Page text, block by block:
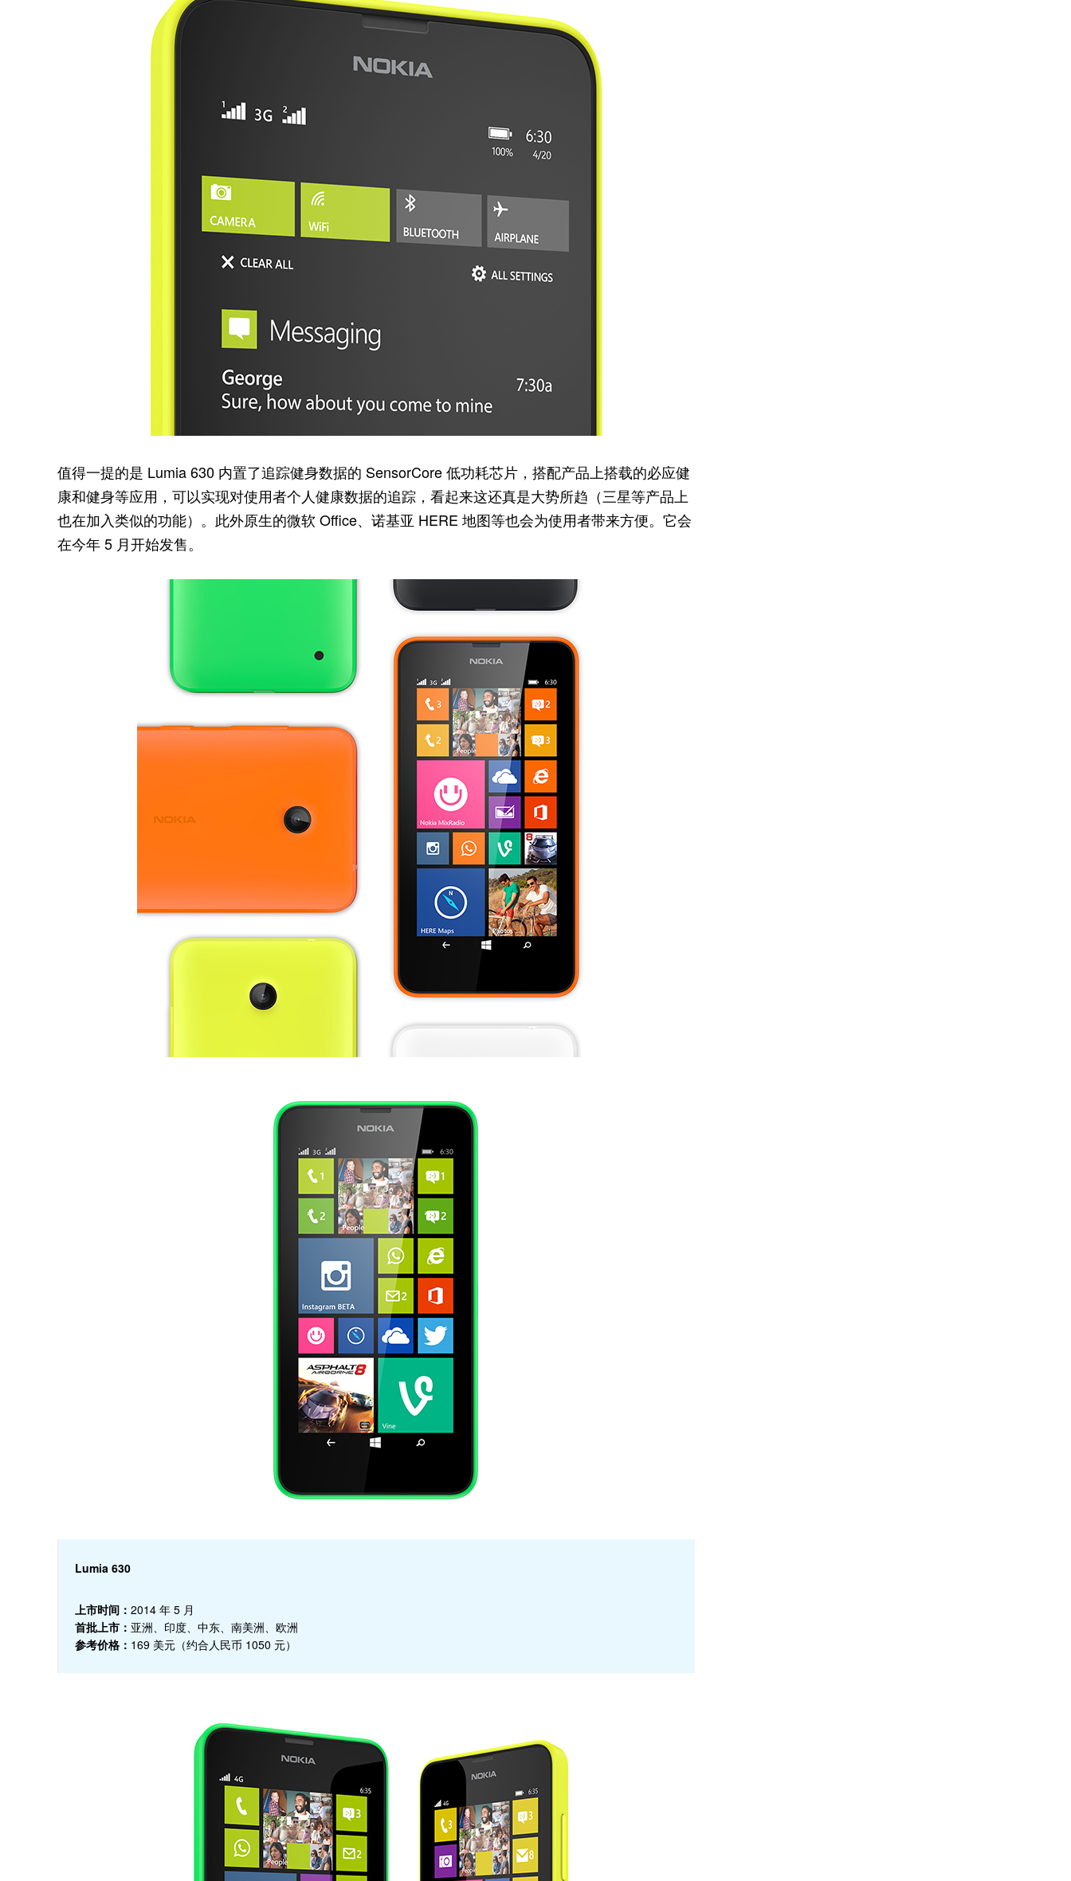
值得一提的是 Lumia 630 内置了追踪健身数据的 SensorCore 低功耗芯片，搭配产品上搭载的必应健
康和健身等应用，可以实现对使用者个人健康数据的追踪，看起来这还真是大势所趋（三星等产品上
也在加入类似的功能）。此外原生的微软 Office、诺基亚 HERE 地图等也会为使用者带来方便。它会
在今年 5 月开始发售。
Lumia 630
上市时间： 2014 年 5 月
首批上市： 亚洲、印度、中东、南美洲、欧洲
参考价格： 169 美元（约合人民币 1050 元）